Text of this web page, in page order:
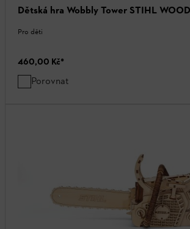
Dětská hra Wobbly Tower STIHL WOOD
Pro děti
460,00 Kč*
Porovnat